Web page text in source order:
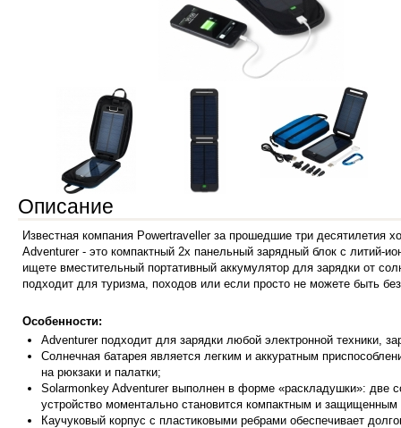
Описание
Известная компания Powertraveller за прошедшие три десятилетия
Adventurer - это компактный 2х панельный зарядный блок с литий-
ищете вместительный портативный аккумулятор для зарядки от
подходит для туризма, походов или если просто не можете быть
Особенности:
Adventurer подходит для зарядки любой электронной техники,
Солнечная батарея является легким и аккуратным
на рюкзаки и палатки;
Solarmonkey Adventurer выполнен в форме «раскладушки»: две
устройство моментально становится компактным и защищенным
Каучуковый корпус с пластиковыми ребрами обеспечивает